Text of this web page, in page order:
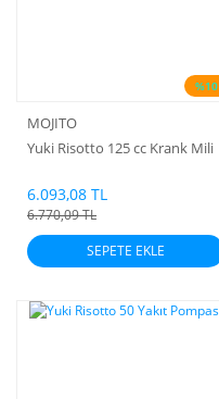
%10
MOJITO
Yuki Risotto 125 cc Krank Mili
6.093,08 TL
6.770,09 TL
SEPETE EKLE